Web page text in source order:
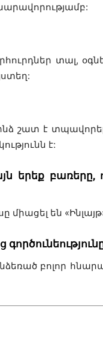
տալ,
շատ է
է:
երեք
են
բոլոր